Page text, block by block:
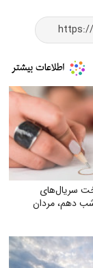
سریال‌های
دهم، مردان